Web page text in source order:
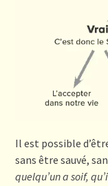
Il est possible
sans être sauvé,
quelqu’un a soif,